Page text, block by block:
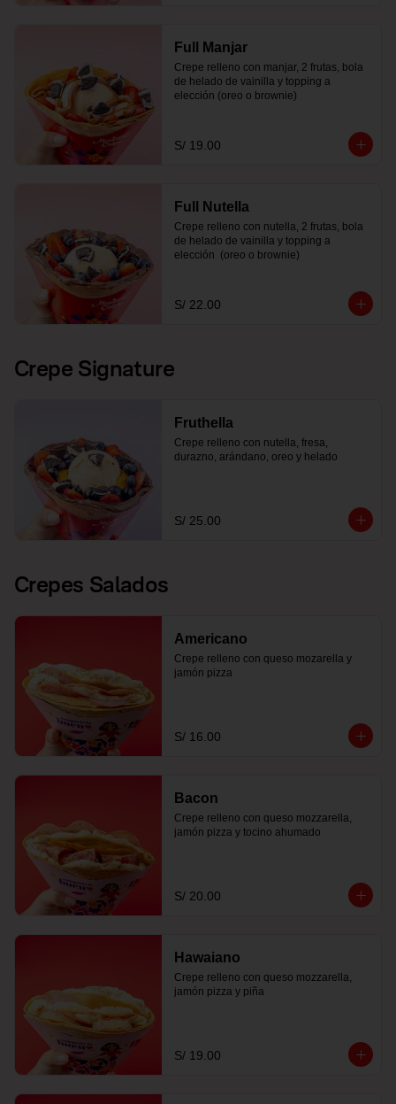
Full Manjar
Crepe relleno con manjar, 2 frutas, bola
de helado de vainilla y topping a
elección (oreo o brownie)
S/ 19.00
Full Nutella
Crepe relleno con nutella, 2 frutas, bola
de helado de vainilla y topping a
elección  (oreo o brownie)
S/ 22.00
Crepe Signature
Fruthella
Crepe relleno con nutella, fresa,
durazno, arándano, oreo y helado
S/ 25.00
Crepes Salados
Americano
Crepe relleno con queso mozarella y
jamón pizza
S/ 16.00
Bacon
Crepe relleno con queso mozzarella,
jamón pizza y tocino ahumado
S/ 20.00
Hawaiano
Crepe relleno con queso mozzarella,
jamón pizza y piña
S/ 19.00